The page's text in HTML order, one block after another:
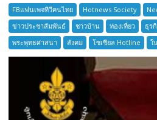
เล่า
ตำนา
เมือง
โบรา
สมุทร
FBแฟนเพจทีวีคนไทย Hotnews Society
ข่าวประชาสัมพันธ์
ชาวบ้าน ท่องเที่ยว ธุร
พระพุทธศาสนา
สังคม โซเซียล Hotline ใ